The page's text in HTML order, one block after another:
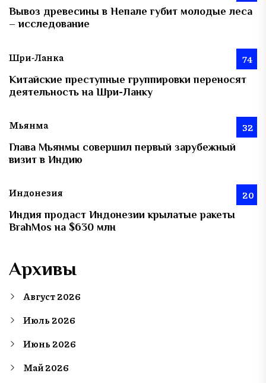
Вывоз древесины в Непале губит молодые леса
– исследование
Шри-Ланка 74
Китайские преступные группировки переносят
деятельность на Шри-Ланку
Мьянма 32
Глава Мьянмы совершил первый зарубежный
визит в Индию
Индонезия 20
Индия продаст Индонезии крылатые ракеты
BrahMos на $630 млн
Архивы
Август 2026
Июль 2026
Июнь 2026
Май 2026